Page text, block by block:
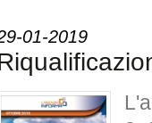
01-2019